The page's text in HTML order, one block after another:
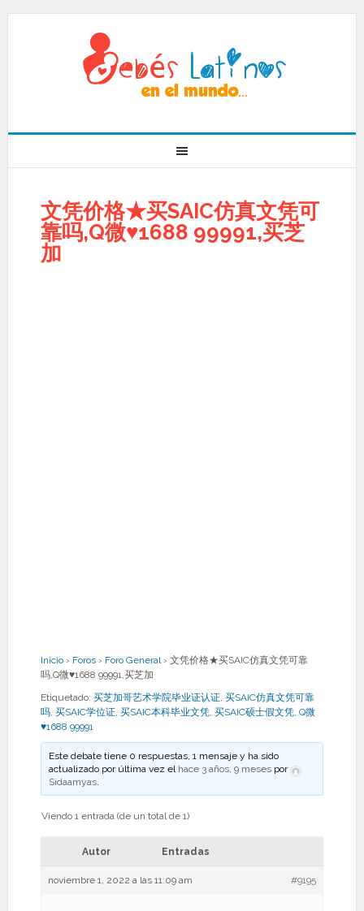
文凭价格★买SAIC仿真文凭可
靠吗,Q微♥1688 99991,买芝
加
Inicio › Foros › Foro General › 文凭价格★买SAIC仿真文凭可靠
吗,Q微♥1688 99991,买芝加
Etiquetado: 买芝加哥艺术学院毕业证认证, 买SAIC仿真文凭可靠
吗, 买SAIC学位证, 买SAIC本科毕业文凭, 买SAIC硕士假文凭, Q微
♥1688 99991
Este debate tiene 0 respuestas, 1 mensaje y ha sido
actualizado por última vez el hace 3 años, 9 meses por
Sidaamyas.
Viendo 1 entrada (de un total de 1)
Autor Entradas
noviembre 1, 2022 a las 11:09 am #9195